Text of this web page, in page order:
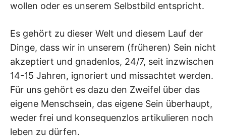
wollen oder es unserem Selbstbild entspricht.
Es gehört zu dieser Welt und diesem Lauf der
Dinge, dass wir in unserem (früheren) Sein nicht
akzeptiert und gnadenlos, 24/7, seit inzwischen
14-15 Jahren, ignoriert und missachtet werden.
Für uns gehört es dazu den Zweifel über das
eigene Menschsein, das eigene Sein überhaupt,
weder frei und konsequenzlos artikulieren noch
leben zu dürfen.